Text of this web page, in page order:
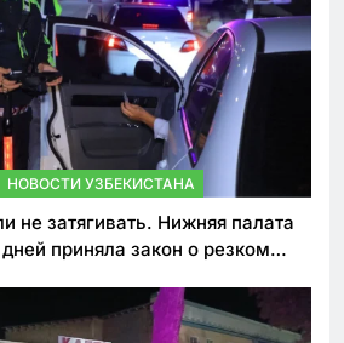
НОВОСТИ УЗБЕКИСТАНА
не затягивать. Нижняя палата
приняла закон о резком